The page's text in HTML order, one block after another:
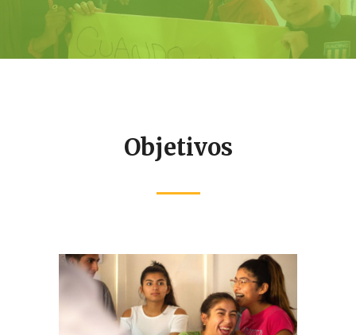
Objetivos